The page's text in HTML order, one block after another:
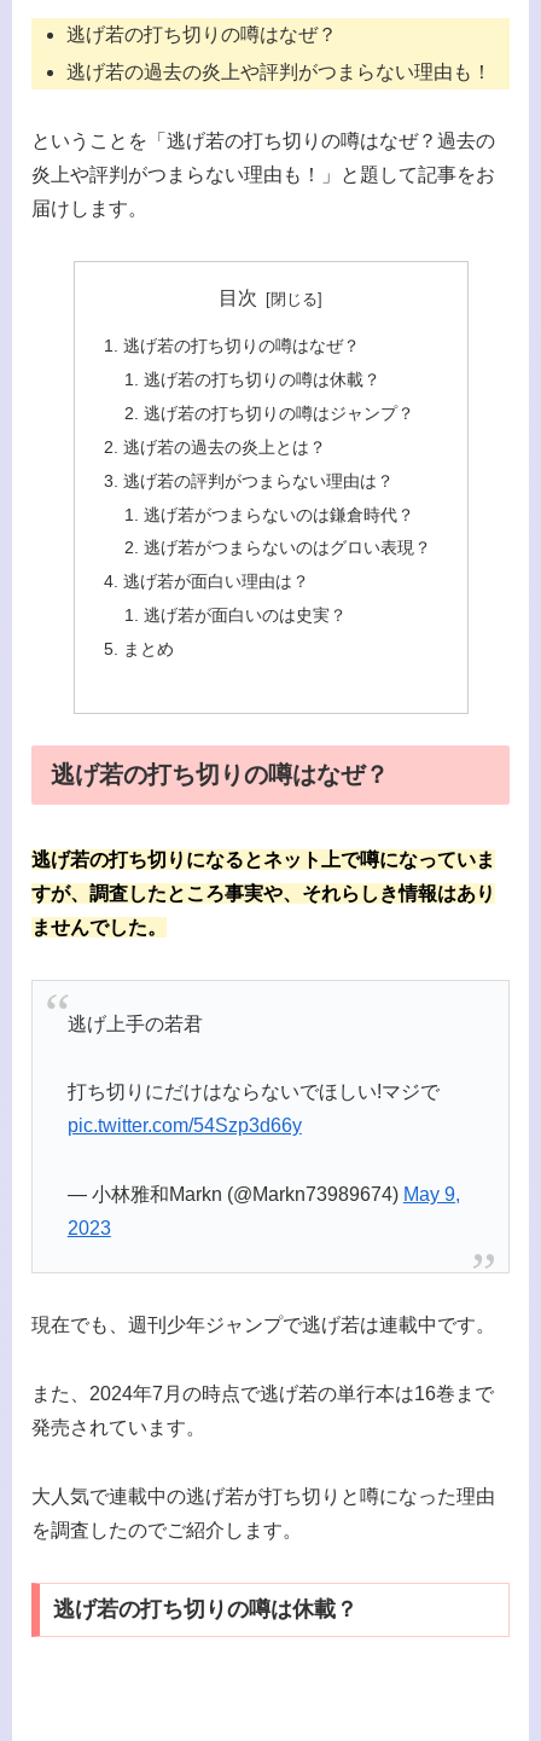
逃げ若の打ち切りの噂はなぜ？
逃げ若の過去の炎上や評判がつまらない理由も！
ということを「逃げ若の打ち切りの噂はなぜ？過去の
炎上や評判がつまらない理由も！」と題して記事をお
届けします。
目次
逃げ若の打ち切りの噂はなぜ？
逃げ若の打ち切りの噂は休載？
逃げ若の打ち切りの噂はジャンプ？
逃げ若の過去の炎上とは？
逃げ若の評判がつまらない理由は？
逃げ若がつまらないのは鎌倉時代？
逃げ若がつまらないのはグロい表現？
逃げ若が面白い理由は？
逃げ若が面白いのは史実？
まとめ
逃げ若の打ち切りの噂はなぜ？
逃げ若の打ち切りになるとネット上で噂になっていま
すが、調査したところ事実や、それらしき情報はあり
ませんでした。
逃げ上手の若君
打ち切りにだけはならないでほしい!マジで
pic.twitter.com/54Szp3d66y
— 小林雅和Markn (@Markn73989674) May 9,
2023
現在でも、週刊少年ジャンプで逃げ若は連載中です。
また、2024年7月の時点で逃げ若の単行本は16巻まで
発売されています。
大人気で連載中の逃げ若が打ち切りと噂になった理由
を調査したのでご紹介します。
逃げ若の打ち切りの噂は休載？